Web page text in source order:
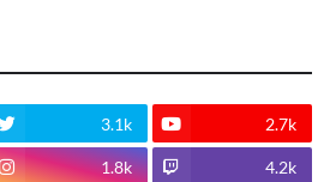
3.1k 2.7k
1.8k 4.2k